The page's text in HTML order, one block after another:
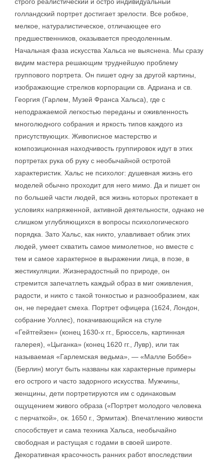
голландский портрет достигает зрелости. Все робкое,
мелкое, натуралистическое, отличающее его
предшественников, оказывается преодоленным.
Начальная фаза искусства Хальса не выяснена. Мы сразу
видим мастера решающим труднейшую проблему
группового портрета. Он пишет одну за другой картины,
изображающие стрелков корпорации св. Адриана и св.
Георгия (Гарлем, Музей Франса Хальса), где с
неподражаемой легкостью переданы и оживленность
многолюдного собрания и яркость типов каждого из
присутствующих. Живописное мастерство и
композиционная находчивость группировок идут в этих
портретах рука об руку с необычайной остротой
характеристик. Хальс не психолог: душевная жизнь его
моделей обычно проходит для него мимо. Да и пишет он
по большей части людей, вся жизнь которых протекает в
условиях напряженной, активной деятельности, однако не
слишком углубляющихся в вопросы психологического
порядка. Зато Хальс, как никто, улавливает облик этих
людей, умеет схватить самое мимолетное, но вместе с
тем и самое характерное в выражении лица, в позе, в
жестикуляции. Жизнерадостный по природе, он
стремится запечатлеть каждый образ в миг оживления,
радости, и никто с такой тонкостью и разнообразием, как
он, не передает смеха. Портрет офицера (1624, Лондон,
собрание Уоллес), покачивающийся на стуле
«Гейтгейзен» (конец 1630-х гг., Брюссель, картинная
галерея), «Цыганка» (конец 1620 гг., Лувр), или так
называемая «Гарлемская ведьма», — «Малле Боббе»
(Берлин) могут быть названы как характерные примеры
его острого и часто задорного искусства. Мужчины,
женщины, дети портретируются им с одинаковым
ощущением живого образа («Портрет молодого человека
с перчаткой», ок. 1650 г., Эрмитаж). Впечатлению живости
способствует и сама техника Хальса, необычайно
свободная и растущая с годами в своей широте.
Декоративная красочность ранних работ впоследствии